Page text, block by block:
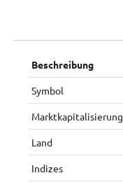
Beschreibung
Symbol
Marktkapitalisierung
Land
Indizes